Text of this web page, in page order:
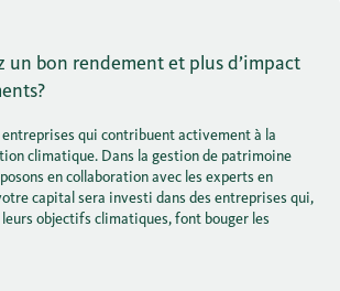
un bon rendement et plus d’impact
entreprises qui contribuent activement à la
climatique. Dans la gestion de patrimoine
en collaboration avec les experts en
capital sera investi dans des entreprises qui,
objectifs climatiques, font bouger les